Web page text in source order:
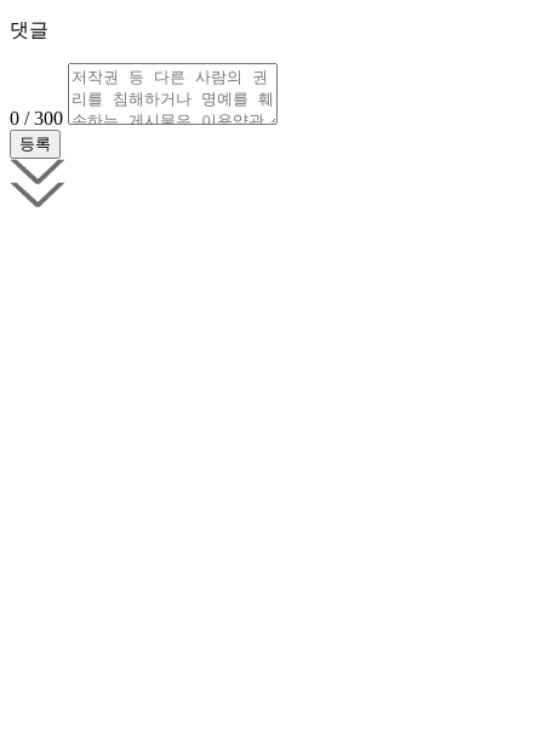
댓글
0 / 300